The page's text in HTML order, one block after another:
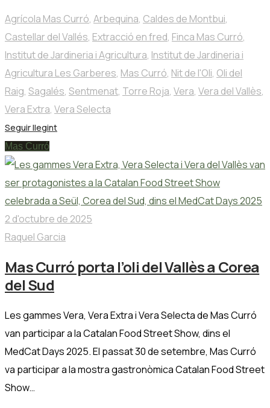
Agrícola Mas Curró, Arbequina, Caldes de Montbui,
Castellar del Vallés, Extracció en fred, Finca Mas Curró,
Institut de Jardineria i Agricultura, Institut de Jardineria i
Agricultura Les Garberes, Mas Curró, Nit de l'Oli, Oli del
Raig, Sagalés, Sentmenat, Torre Roja, Vera, Vera del Vallès,
Vera Extra, Vera Selecta
Seguir llegint
Mas Curró
2 d'octubre de 2025
Raquel Garcia
Mas Curró porta l’oli del Vallès a Corea
del Sud
Les gammes Vera, Vera Extra i Vera Selecta de Mas Curró
van participar a la Catalan Food Street Show, dins el
MedCat Days 2025. El passat 30 de setembre, Mas Curró
va participar a la mostra gastronòmica Catalan Food Street
Show…